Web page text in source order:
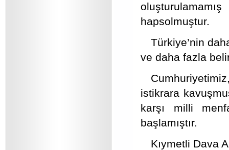
hapsolmuştur.
Türkiye’nin
ve daha fazla
istikrara
karşı milli
başlamıştır.
Kıymetli Dava